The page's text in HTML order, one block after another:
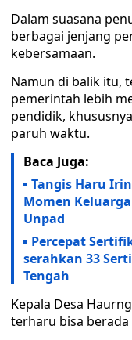
Dalam suasana
berbagai jenjang
kebersamaan.
Namun di balik itu,
pemerintah lebih
pendidik,
paruh waktu.
Baca Juga:
Tangis Haru
Momen
Unpad
Percepat
serahkan 33
Tengah
Kepala Desa
terharu bisa